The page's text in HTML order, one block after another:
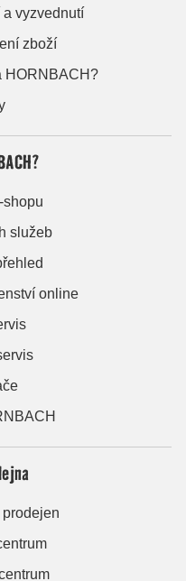
a vyzvednutí
zboží
HORNBACH?
shopu
služeb
online